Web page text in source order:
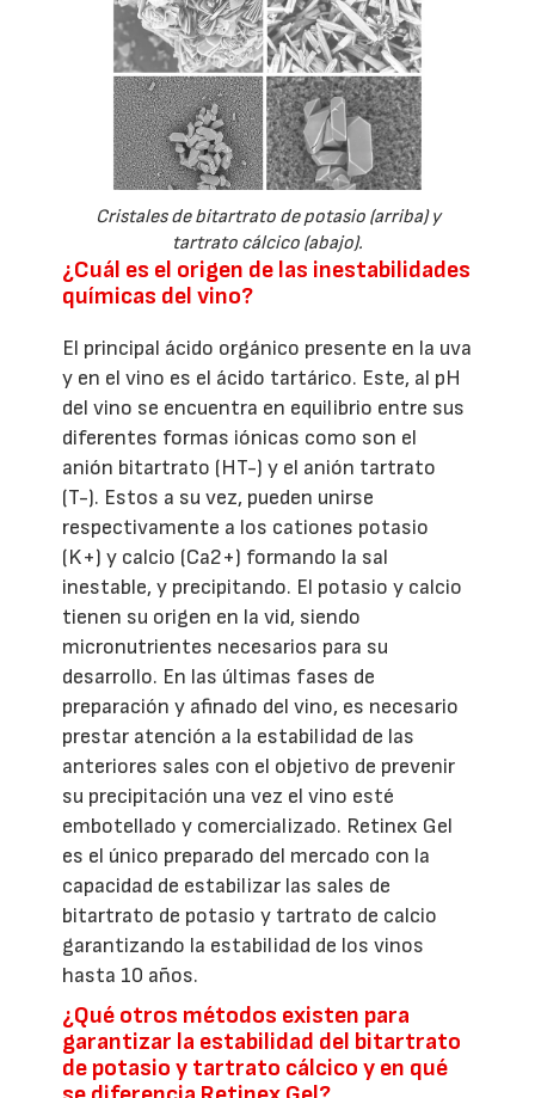
Cristales de bitartrato de potasio (arriba) y
tartrato cálcico (abajo).
¿Cuál es el origen de las inestabilidades
químicas del vino?
El principal ácido orgánico presente en la uva
y en el vino es el ácido tartárico. Este, al pH
del vino se encuentra en equilibrio entre sus
diferentes formas iónicas como son el
anión bitartrato (HT-) y el anión tartrato
(T-). Estos a su vez, pueden unirse
respectivamente a los cationes potasio
(K+) y calcio (Ca2+) formando la sal
inestable, y precipitando. El potasio y calcio
tienen su origen en la vid, siendo
micronutrientes necesarios para su
desarrollo. En las últimas fases de
preparación y afinado del vino, es necesario
prestar atención a la estabilidad de las
anteriores sales con el objetivo de prevenir
su precipitación una vez el vino esté
embotellado y comercializado. Retinex Gel
es el único preparado del mercado con la
capacidad de estabilizar las sales de
bitartrato de potasio y tartrato de calcio
garantizando la estabilidad de los vinos
hasta 10 años.
¿Qué otros métodos existen para
garantizar la estabilidad del bitartrato
de potasio y tartrato cálcico y en qué